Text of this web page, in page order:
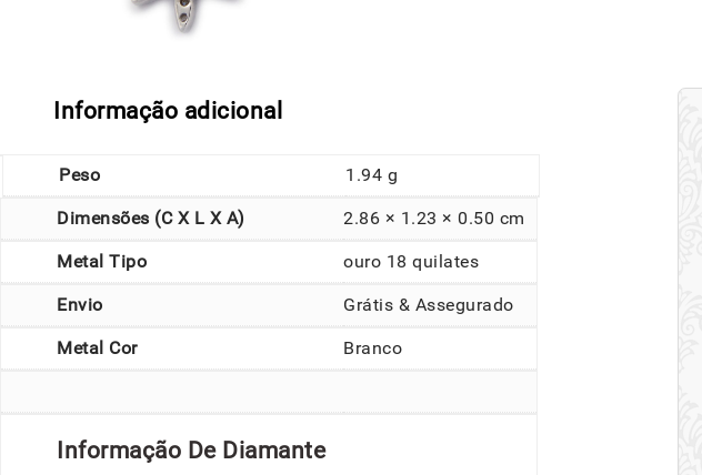
Informação adicional
Peso 1.94 g
Dimensões (C X L X A) 2.86 × 1.23 × 0.50 cm
Metal Tipo ouro 18 quilates
Envio Grátis & Assegurado
Metal Cor Branco
Informação De Diamante